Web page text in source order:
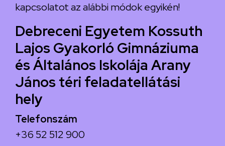
kapcsolatot az alábbi módok egyikén!
Debreceni Egyetem Kossuth
Lajos Gyakorló Gimnáziuma
és Általános Iskolája Arany
János téri feladatellátási
hely
Telefonszám
+36 52 512 900